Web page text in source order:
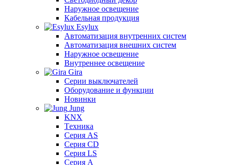
Наружное освещение
Кабельная продукция
Esylux
Автоматизация внутренних систем
Автоматизация внешних систем
Наружное освещение
Внутреннее освещение
Gira
Серии выключателей
Оборудование и функции
Новинки
Jung
KNX
Tехника
Серия AS
Серия CD
Серия LS
Серия A